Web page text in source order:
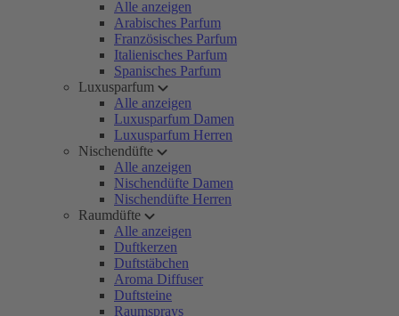
Alle anzeigen
Arabisches Parfum
Französisches Parfum
Italienisches Parfum
Spanisches Parfum
Luxusparfum
Alle anzeigen
Luxusparfum Damen
Luxusparfum Herren
Nischendüfte
Alle anzeigen
Nischendüfte Damen
Nischendüfte Herren
Raumdüfte
Alle anzeigen
Duftkerzen
Duftstäbchen
Aroma Diffuser
Duftsteine
Raumsprays